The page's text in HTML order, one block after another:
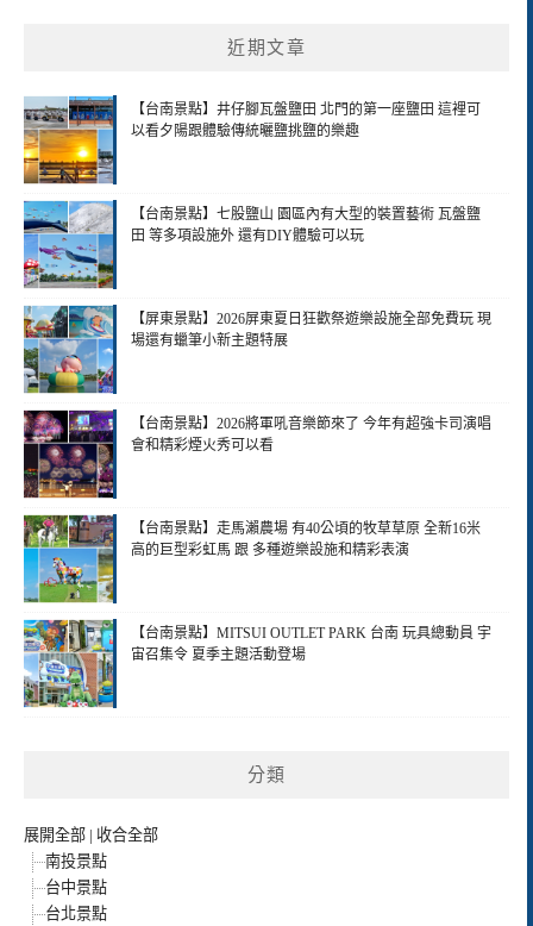
近期文章
【台南景點】井仔腳瓦盤鹽田 北門的第一座鹽田 這裡可
以看夕陽跟體驗傳統曬鹽挑鹽的樂趣
【台南景點】七股鹽山 園區內有大型的裝置藝術 瓦盤鹽
田 等多項設施外 還有DIY體驗可以玩
【屏東景點】2026屏東夏日狂歡祭遊樂設施全部免費玩 現
場還有蠟筆小新主題特展
【台南景點】2026將軍吼音樂節來了 今年有超強卡司演唱
會和精彩煙火秀可以看
【台南景點】走馬瀨農場 有40公頃的牧草草原 全新16米
高的巨型彩虹馬 跟 多種遊樂設施和精彩表演
【台南景點】MITSUI OUTLET PARK 台南 玩具總動員 宇
宙召集令 夏季主題活動登場
分類
展開全部 | 收合全部
南投景點
台中景點
台北景點